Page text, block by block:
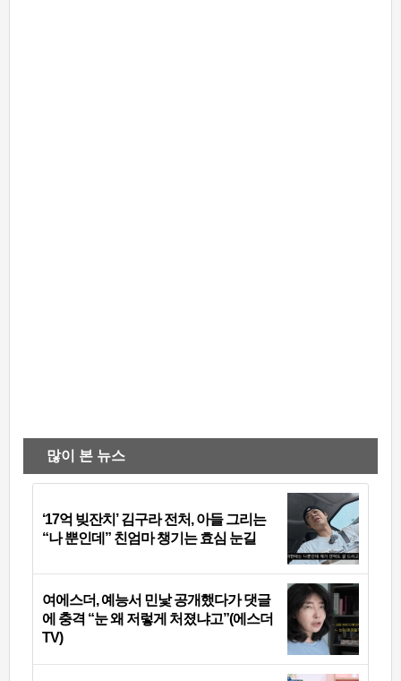
많이 본 뉴스
‘17억 빚잔치’ 김구라 전처, 아들 그리는
“나 뿐인데” 친엄마 챙기는 효심 눈길
여에스더, 예능서 민낯 공개했다가 댓글
에 충격 “눈 왜 저렇게 처졌냐고”(에스더
TV)